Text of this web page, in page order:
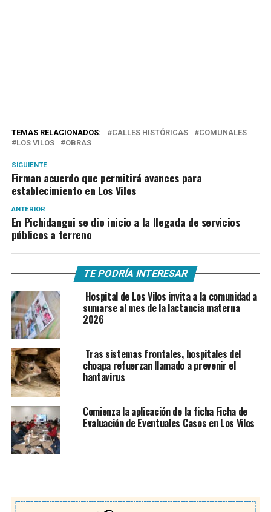
TEMAS RELACIONADOS: CALLES HISTÓRICAS
COMUNALES
LOS VILOS
OBRAS
SIGUIENTE
Firman acuerdo que permitirá avances para
establecimiento en Los Vilos
ANTERIOR
En Pichidangui se dio inicio a la llegada de servicios
públicos a terreno
TE PODRÍA INTERESAR
Hospital de Los Vilos invita a la comunidad a
sumarse al mes de la lactancia materna
2026
Tras sistemas frontales, hospitales del
choapa refuerzan llamado a prevenir el
hantavirus
Comienza la aplicación de la ficha Ficha de
Evaluación de Eventuales Casos en Los Vilos